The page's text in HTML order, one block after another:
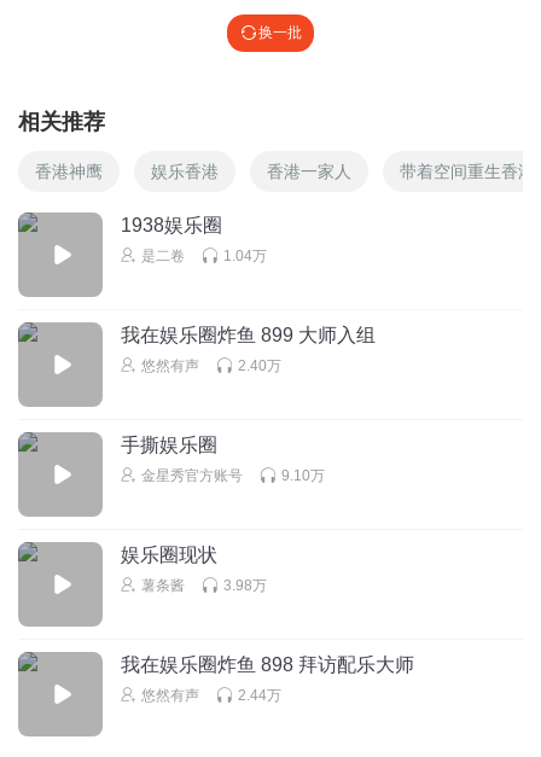
听友233979660
2025-02-03
换一批
相关推荐
香港神鹰 娱乐香港 香港一家人 带着空间重生香港
1938娱乐圈
是二卷 1.04万
我在娱乐圈炸鱼 899 大师入组
悠然有声 2.40万
手撕娱乐圈
金星秀官方账号 9.10万
娱乐圈现状
薯条酱 3.98万
我在娱乐圈炸鱼 898 拜访配乐大师
悠然有声 2.44万